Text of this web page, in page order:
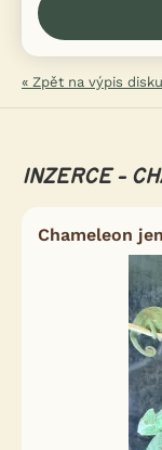
« Zpět na výpis
INZERCE -
Chameleon